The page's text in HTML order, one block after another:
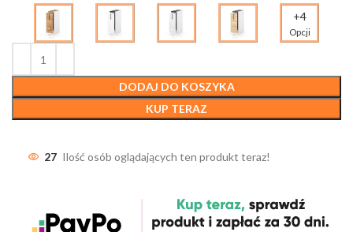
+4
Opcji
DODAJ DO KOSZYKA
KUP TERAZ
27 Ilość osób oglądających ten produkt teraz!